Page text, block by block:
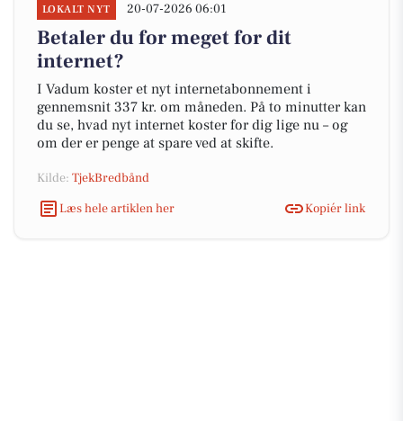
LOKALT NYT 20-07-2026 06:01
Betaler du for meget for dit
internet?
I Vadum koster et nyt internetabonnement i
gennemsnit 337 kr. om måneden. På to minutter kan
du se, hvad nyt internet koster for dig lige nu – og
om der er penge at spare ved at skifte.
Kilde: TjekBredbånd
Læs hele artiklen her
Kopiér link